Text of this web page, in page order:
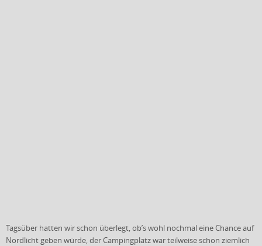
Tagsüber hatten wir schon überlegt, ob’s wohl nochmal eine Chance auf
Nordlicht geben würde, der Campingplatz war teilweise schon ziemlich